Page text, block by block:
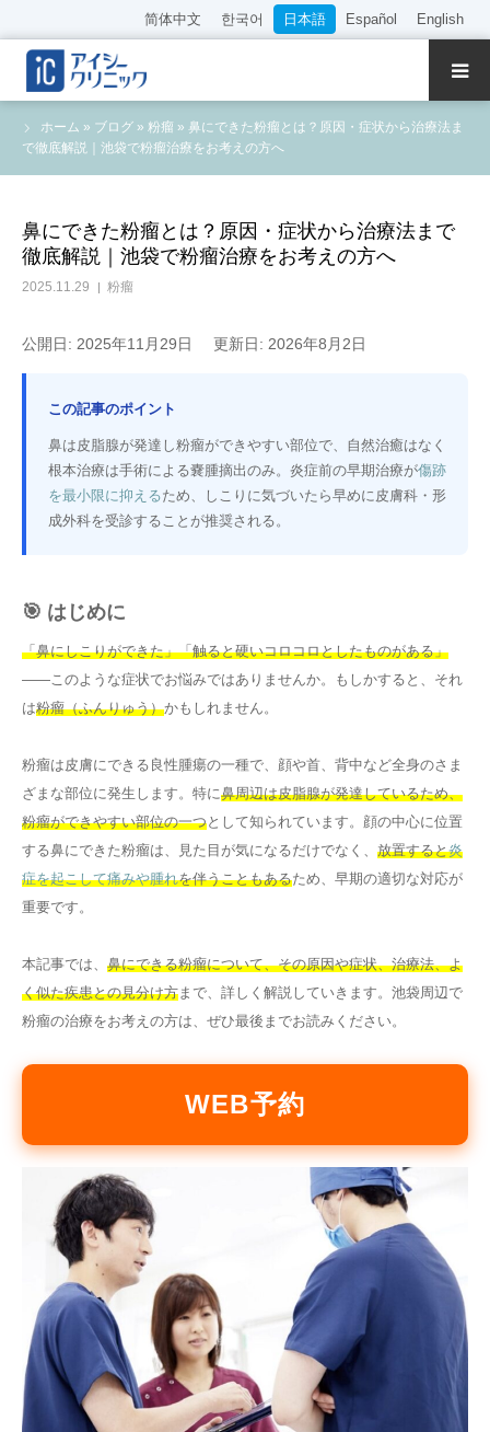
简体中文 한국어 日本語 Español English
ホーム » ブログ » 粉瘤 » 鼻にできた粉瘤とは？原因・症状から治療法ま
で徹底解説｜池袋で粉瘤治療をお考えの方へ
鼻にできた粉瘤とは？原因・症状から治療法まで
徹底解説｜池袋で粉瘤治療をお考えの方へ
2025.11.29 粉瘤
公開日: 2025年11月29日 更新日: 2026年8月2日
この記事のポイント
鼻は皮脂腺が発達し粉瘤ができやすい部位で、自然治癒はなく
根本治療は手術による嚢腫摘出のみ。炎症前の早期治療が傷跡
を最小限に抑えるため、しこりに気づいたら早めに皮膚科・形
成外科を受診することが推奨される。
🎯 はじめに
「鼻にしこりができた」「触ると硬いコロコロとしたものがある」
——このような症状でお悩みではありませんか。もしかすると、それ
は粉瘤（ふんりゅう）かもしれません。
粉瘤は皮膚にできる良性腫瘍の一種で、顔や首、背中など全身のさま
ざまな部位に発生します。特に鼻周辺は皮脂腺が発達しているため、
粉瘤ができやすい部位の一つとして知られています。顔の中心に位置
する鼻にできた粉瘤は、見た目が気になるだけでなく、 放置すると炎
症を起こして痛みや腫れを伴うこともあるため、早期の適切な対応が
重要です。
本記事では、 鼻にできる粉瘤について、その原因や症状、治療法、よ
く似た疾患との見分け方まで、詳しく解説していきます。池袋周辺で
粉瘤の治療をお考えの方は、ぜひ最後までお読みください。
WEB予約
クリニック紹介
診療内容
WEB予約
料金表
アクセス
採用情報
その他
English